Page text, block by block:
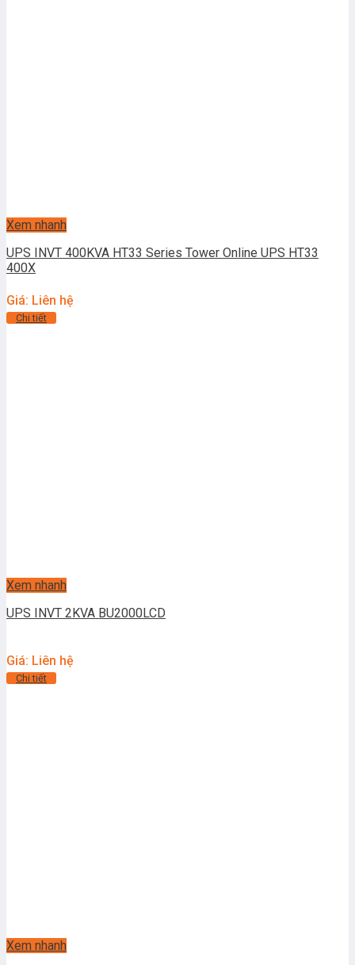
Xem nhanh
UPS INVT 400KVA HT33 Series Tower Online UPS HT33
400X
Giá: Liên hệ
Chi tiết
Xem nhanh
UPS INVT 2KVA BU2000LCD
Giá: Liên hệ
Chi tiết
Xem nhanh